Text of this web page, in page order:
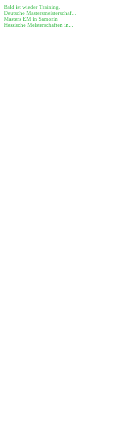
Bald ist wieder Training.
Deutsche Mastersmeisterschaf...
Masters EM in Samorin
Hessische Meisterschaften in...